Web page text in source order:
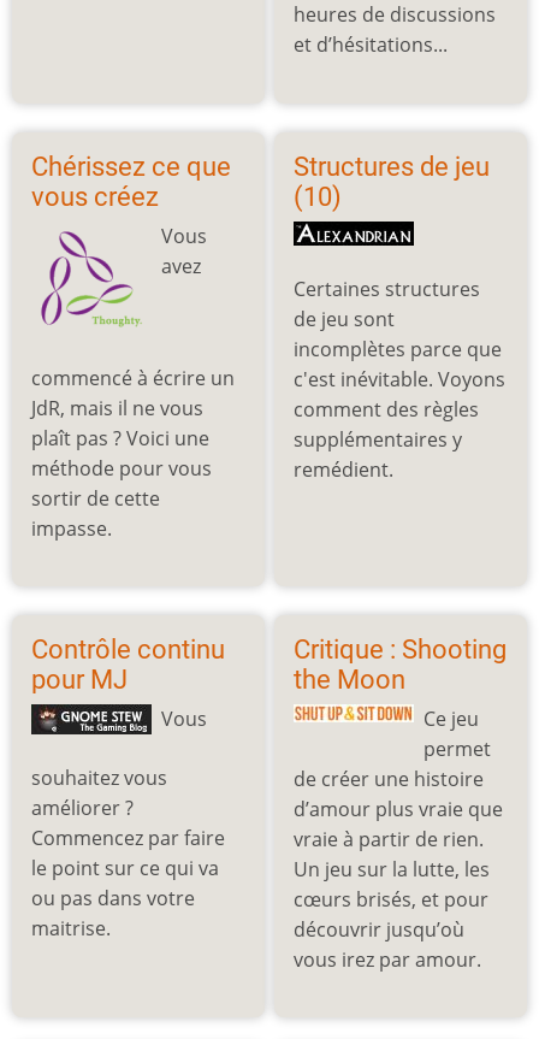
heures de discussions
et d’hésitations...
Chérissez ce que
vous créez
Vous
avez
commencé à écrire un
JdR, mais il ne vous
plaît pas ? Voici une
méthode pour vous
sortir de cette
impasse.
Structures de jeu
(10)
Certaines structures
de jeu sont
incomplètes parce que
c'est inévitable. Voyons
comment des règles
supplémentaires y
remédient.
Contrôle continu
pour MJ
Vous
souhaitez vous
améliorer ?
Commencez par faire
le point sur ce qui va
ou pas dans votre
maitrise.
Critique : Shooting
the Moon
Ce jeu
permet
de créer une histoire
d’amour plus vraie que
vraie à partir de rien.
Un jeu sur la lutte, les
cœurs brisés, et pour
découvrir jusqu’où
vous irez par amour.